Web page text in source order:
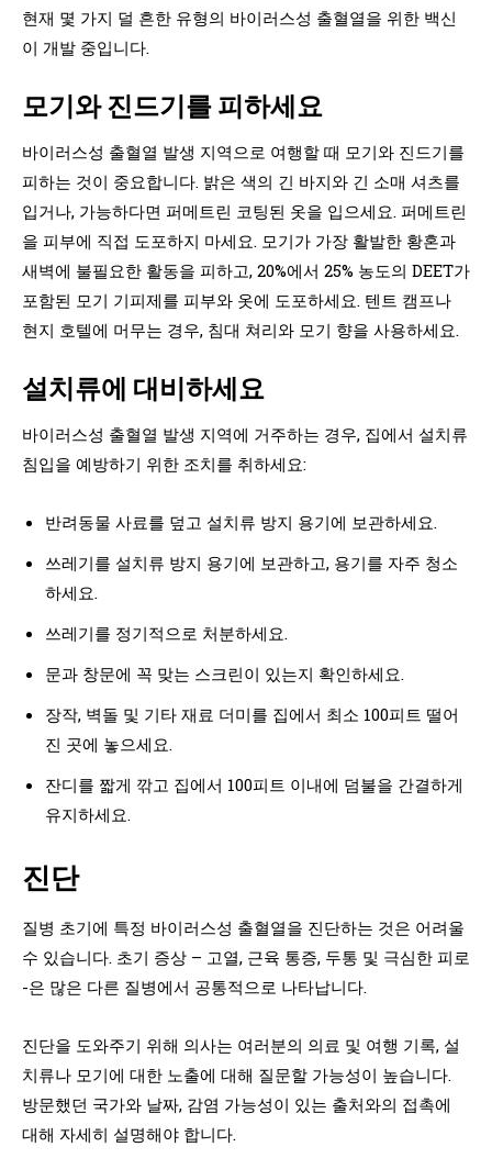
현재 몇 가지 덜 흔한 유형의 바이러스성 출혈열을 위한 백신
이 개발 중입니다.
모기와 진드기를 피하세요
바이러스성 출혈열 발생 지역으로 여행할 때 모기와 진드기를
피하는 것이 중요합니다. 밝은 색의 긴 바지와 긴 소매 셔츠를
입거나, 가능하다면 퍼메트린 코팅된 옷을 입으세요. 퍼메트린
을 피부에 직접 도포하지 마세요. 모기가 가장 활발한 황혼과
새벽에 불필요한 활동을 피하고, 20%에서 25% 농도의 DEET가
포함된 모기 기피제를 피부와 옷에 도포하세요. 텐트 캠프나
현지 호텔에 머무는 경우, 침대 쳐리와 모기 향을 사용하세요.
설치류에 대비하세요
바이러스성 출혈열 발생 지역에 거주하는 경우, 집에서 설치류
침입을 예방하기 위한 조치를 취하세요:
반려동물 사료를 덮고 설치류 방지 용기에 보관하세요.
쓰레기를 설치류 방지 용기에 보관하고, 용기를 자주 청소
하세요.
쓰레기를 정기적으로 처분하세요.
문과 창문에 꼭 맞는 스크린이 있는지 확인하세요.
장작, 벽돌 및 기타 재료 더미를 집에서 최소 100피트 떨어
진 곳에 놓으세요.
잔디를 짧게 깎고 집에서 100피트 이내에 덤불을 간결하게
유지하세요.
진단
질병 초기에 특정 바이러스성 출혈열을 진단하는 것은 어려울
수 있습니다. 초기 증상 – 고열, 근육 통증, 두통 및 극심한 피로
-은 많은 다른 질병에서 공통적으로 나타납니다.
진단을 도와주기 위해 의사는 여러분의 의료 및 여행 기록, 설
치류나 모기에 대한 노출에 대해 질문할 가능성이 높습니다.
방문했던 국가와 날짜, 감염 가능성이 있는 출처와의 접촉에
대해 자세히 설명해야 합니다.